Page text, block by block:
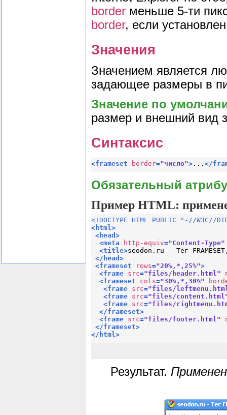
border меньше 5-ти
border, если
Значения
Значением является
задающее размеры в
Значение по
размер и внешний вид
Синтаксис
<frameset border="число"> ... </
Обязательный
Пример HTML:
<!DOCTYPE HTML PUBLIC "-//
< html>
< head >
<meta http-equiv="Content-Type"
<title>seodon.ru - Тег
</ head >
<frameset rows="20%,*,25%">
<frame src="files/header.html"
<frameset cols="30%,*,30%"
<frame src="files/
<frame src="files/
<frame src="files/
</frameset>
<frame src="files/footer.html"
</frameset>
</ html>
Результат.